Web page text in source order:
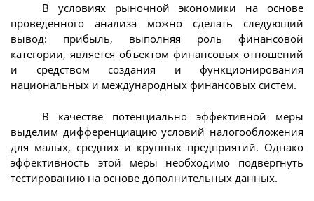
В условиях рыночной экономики на основе
проведенного анализа можно сделать следующий
вывод: прибыль, выполняя роль финансовой
категории, является объектом финансовых отношений
и средством создания и функционирования
национальных и международных финансовых систем.
В качестве потенциально эффективной меры
выделим дифференциацию условий налогообложения
для малых, средних и крупных предприятий. Однако
эффективность этой меры необходимо подвергнуть
тестированию на основе дополнительных данных.